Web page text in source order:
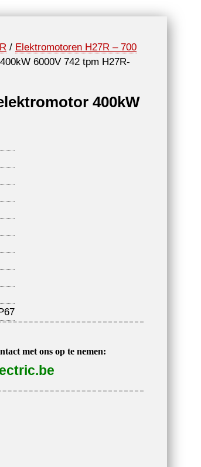
/ Elektromotoren H27R – 700
6000V 742 tpm H27R-
400kW
met ons op te nemen: